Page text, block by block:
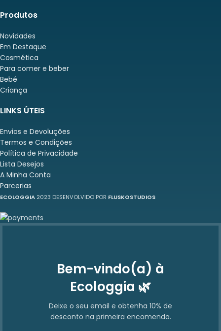
Produtos
Novidades
Em Destaque
Cosmética
Para comer e beber
Bebé
Criança
LINKS ÚTEIS
Envios e Devoluções
Termos e Condições
Política de Privacidade
Lista Desejos
A Minha Conta
Parcerias
ECOLOGGIA 2023 DESENVOLVIDO POR FLUSKOSTUDIOS
Bem-vindo(a) à
Ecologgia 🌿
Deixe o seu email e obtenha 10% de
desconto na primeira encomenda.